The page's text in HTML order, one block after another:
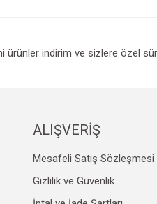
ürünler indirim ve sizlere özel
ALIŞVERİŞ
Mesafeli Satış Sözleşmesi
Gizlilik ve Güvenlik